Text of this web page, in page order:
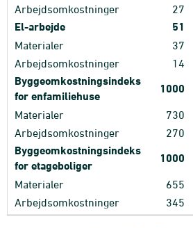
Arbejdsomkostninger 27
El-arbejde 51
Materialer 37
Arbejdsomkostninger
14
Byggeomkostningsindeks
for enfamiliehuse
1000
Materialer 730
Arbejdsomkostninger
270
Byggeomkostningsindeks
for etageboliger
1000
Materialer 655
Arbejdsomkostninger
345